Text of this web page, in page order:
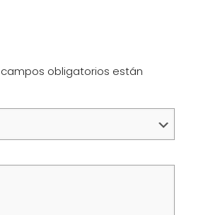
campos obligatorios están